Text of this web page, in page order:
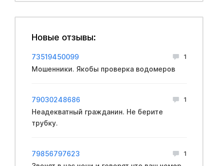
Новые отзывы:
73519450099 1
Мошенники. Якобы проверка водомеров
79030248686 1
Неадекватный гражданин. Не берите
трубку.
79856797623 1